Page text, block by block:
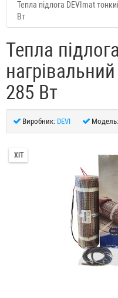
Тепла підлога DEVImat
Вт
Тепла
285 Вт
Виробник: DEVI Модель:
ХІТ